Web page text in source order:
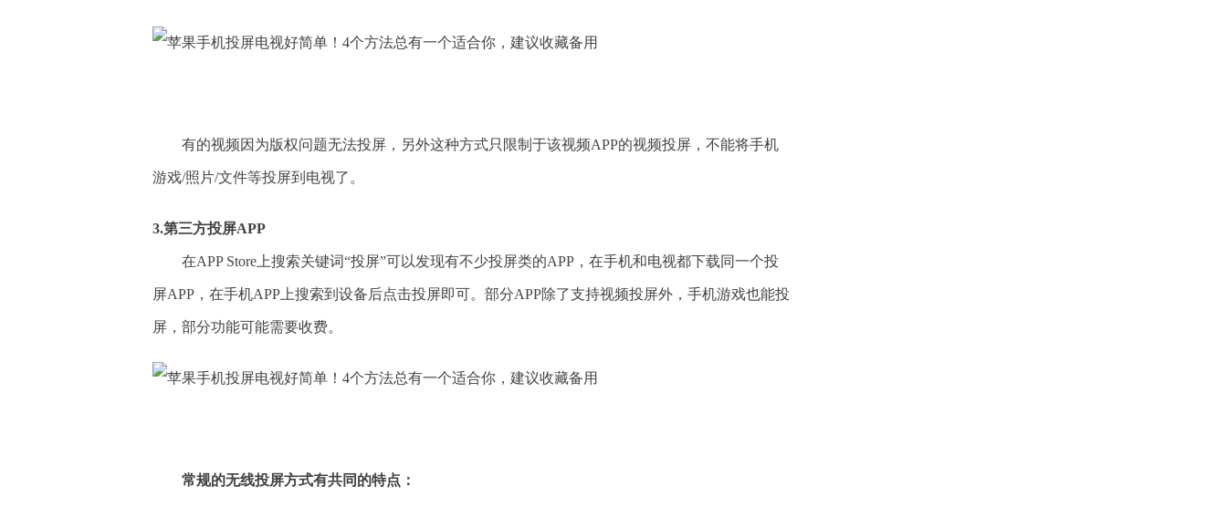
有的视频因为版权问题无法投屏，另外这种方式只限制于该视频APP的视频投屏，不能将手机
游戏/照片/文件等投屏到电视了。
3.第三方投屏APP
在APP Store上搜索关键词“投屏”可以发现有不少投屏类的APP，在手机和电视都下载同一个投
屏APP，在手机APP上搜索到设备后点击投屏即可。部分APP除了支持视频投屏外，手机游戏也能投
屏，部分功能可能需要收费。
常规的无线投屏方式有共同的特点：